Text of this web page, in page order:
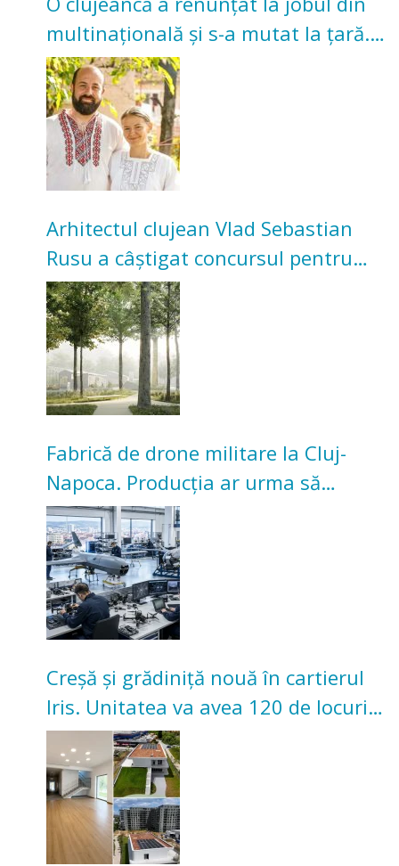
multinațională și s-a mutat la țară.
Acum cultivă legume în grădina
bunicilor
Arhitectul clujean Vlad Sebastian
Rusu a câștigat concursul pentru
transformarea Grădinii Casei
Universitarilor
Fabrică de drone militare la Cluj-
Napoca. Producția ar urma să
înceapă în toamna acestui an
Creșă și grădiniță nouă în cartierul
Iris. Unitatea va avea 120 de locuri
pentru copii